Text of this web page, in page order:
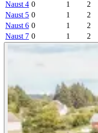
Naust 4 0 1 2
Naust 5 0 1 2
Naust 6 0 1 2
Naust 7 0 1 2